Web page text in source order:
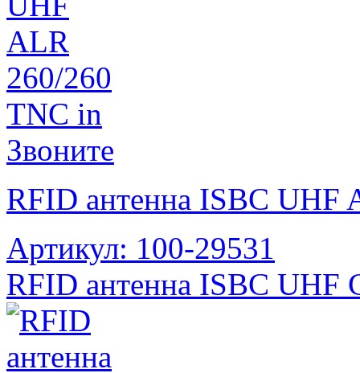
Звоните
RFID антенна ISBC UHF
Артикул: 100-29531
RFID антенна ISBC UHF